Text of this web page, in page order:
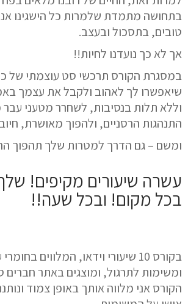
בתחושה מתמדת שלמרות כל הישגינו
טובים, בתסכול ובעצב.
אך לא כך נועדנו לחיות!!
במסגרת הקורס תרכשי סט עוצמתי של
שיאפשרו לך לאהוב ולקבל את עצמך
וללא תלות בנסיבות, לשחררמטעני עבר
התנהגות הרסניים, ולהפוך מאושרת,
ומשם – גם הדרך למטרות שלך תהפוך
עשרה שיעורים מקיפים!
בכל מקום! ובכל שעה!!
בקורס 10 שיעורי וידאו
, המלווים בחומרי
ומשימות לתרגול, ומוצגים באתר חברים
הקורס אני מלווה אותך באופן צמוד